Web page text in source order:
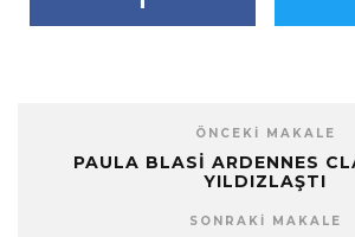
ÖNCEKI MAKALE
PAULA BLASI ARDENNES
YILDIZLAŞTI
SONRAKI MAKALE